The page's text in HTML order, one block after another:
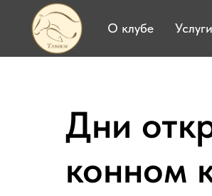
О клубе Услуги
Дни
конном